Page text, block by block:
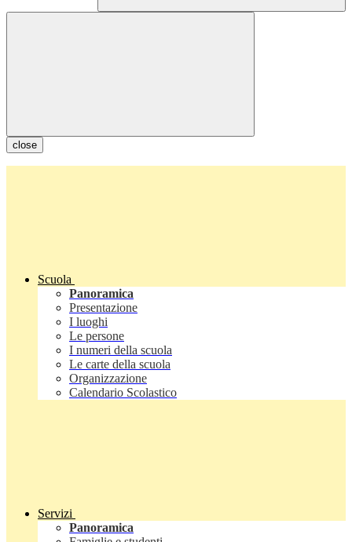
close
Scuola
Panoramica
Presentazione
I luoghi
Le persone
I numeri della scuola
Le carte della scuola
Organizzazione
Calendario Scolastico
Servizi
Panoramica